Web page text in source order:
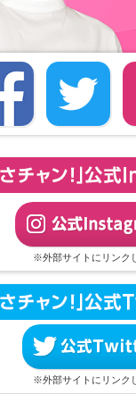
※外部サイトにリンク
※外部サイトにリンク